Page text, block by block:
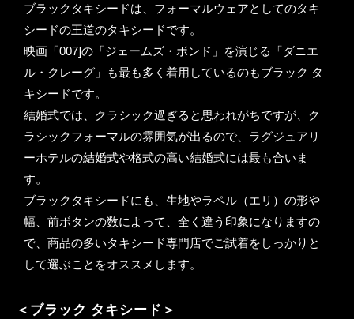
ブラックタキシードは、フォーマルウェアとしてのタキ
シードの王道のタキシードです。
映画「007]の「ジェームズ・ボンド」を演じる「ダニエ
ル・クレーグ」も最も多く着用しているのもブラック タ
キシードです。
結婚式では、クラシック過ぎると思われがちですが、ク
ラシックフォーマルの雰囲気が出るので、ラグジュアリ
ーホテルの結婚式や格式の高い結婚式には最も合いま
す。
ブラックタキシードにも、生地やラペル（エリ）の形や
幅、前ボタンの数によって、全く違う印象になりますの
で、商品の多いタキシード専門店でご試着をしっかりと
して選ぶことをオススメします。
＜ブラック タキシード＞